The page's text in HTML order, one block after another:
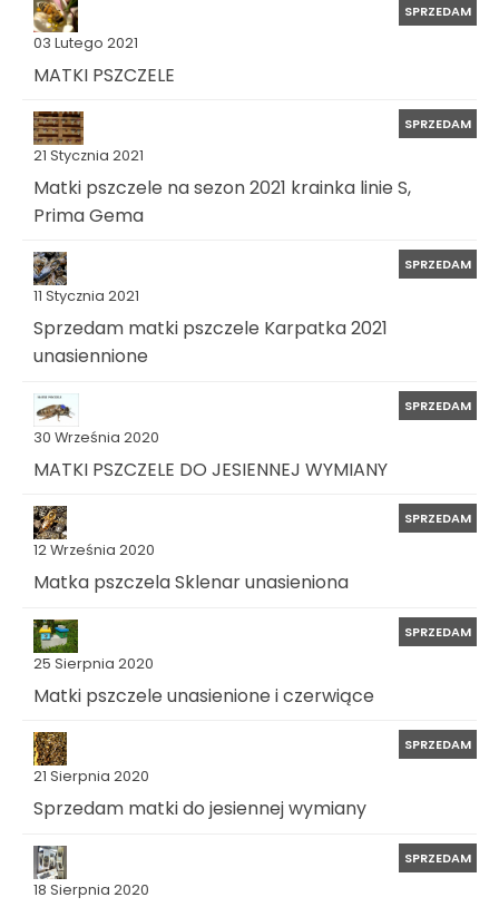
03 Lutego 2021
SPRZEDAM
MATKI PSZCZELE
21 Stycznia 2021
SPRZEDAM
Matki pszczele na sezon 2021 krainka linie S,
Prima Gema
11 Stycznia 2021
SPRZEDAM
Sprzedam matki pszczele Karpatka 2021
unasiennione
30 Września 2020
SPRZEDAM
MATKI PSZCZELE DO JESIENNEJ WYMIANY
12 Września 2020
SPRZEDAM
Matka pszczela Sklenar unasieniona
25 Sierpnia 2020
SPRZEDAM
Matki pszczele unasienione i czerwiące
21 Sierpnia 2020
SPRZEDAM
Sprzedam matki do jesiennej wymiany
18 Sierpnia 2020
SPRZEDAM